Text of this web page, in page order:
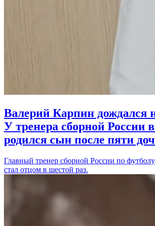
Валерий Карпин дождался
У тренера сборной России
родился сын после пяти
Главный тренер сборной России по
стал отцом в шестой раз.